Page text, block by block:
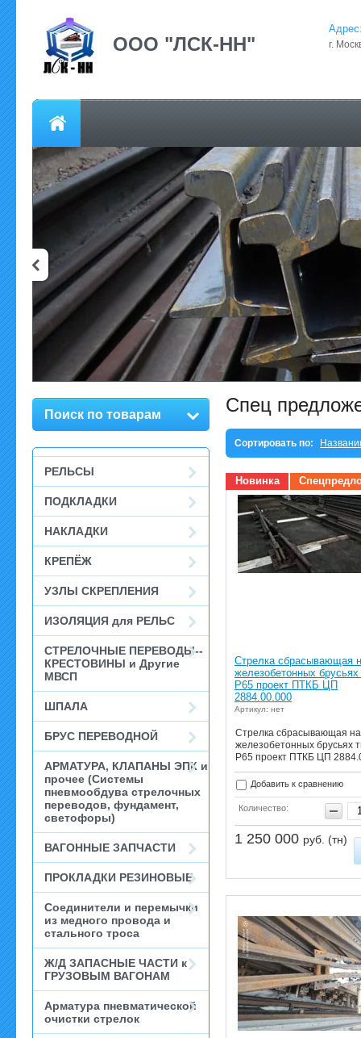
ООО "ЛСК-НН" г.
О компании Главная ОБЪЯВЛЕНИЯ Карта сайта
Подписаться на наши предложения, прайс, закупки материалов,
Поиск по товарам
РЕЛЬСЫ
ПОДКЛАДКИ
НАКЛАДКИ
КРЕПЁЖ
УЗЛЫ СКРЕПЛЕНИЯ
ИЗОЛЯЦИЯ для РЕЛЬС
СТРЕЛОЧНЫЕ ПЕРЕВОДЫ--
КРЕСТОВИНЫ и Другие
МВСП
ШПАЛА
БРУС ПЕРЕВОДНОЙ
АРМАТУРА, КЛАПАНЫ ЭПК и
прочее (Системы
пневмообдува стрелочных
переводов, фундамент,
светофоры)
ВАГОННЫЕ ЗАПЧАСТИ
ПРОКЛАДКИ РЕЗИНОВЫЕ
Соединители и перемычки
из медного провода и
стального троса
Ж/Д ЗАПАСНЫЕ ЧАСТИ к
ГРУЗОВЫМ ВАГОНАМ
Арматура пневматической
очистки стрелок
Спец
Сортировать по:
Новинка
Стрелка сбрасывающая
железобетонных брусьях
Р65 проект ПТКБ ЦП
2884.00.000
Артикул: нет
Стрелка сбрасывающая на
железобетонных брусьях
Р65 проект ПТКБ ЦП
Добавить к сравнению
Количество:
1 250 000 руб. (тн)